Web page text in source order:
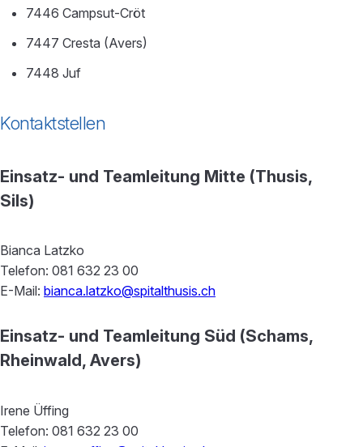
7446 Campsut-Cröt
7447 Cresta (Avers)
7448 Juf
Kontaktstellen
Einsatz- und Teamleitung Mitte (Thusis,
Sils)
Bianca Latzko
Telefon: 081 632 23 00
E-Mail: bianca.latzko@spitalthusis.ch
Einsatz- und Teamleitung Süd (Schams,
Rheinwald, Avers)
Irene Üffing
Telefon: 081 632 23 00